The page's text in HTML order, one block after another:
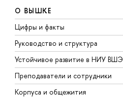
О ВЫШКЕ
Цифры и факты
Руководство и структура
Устойчивое развитие в НИУ ВШЭ
Преподаватели и сотрудники
Корпуса и общежития